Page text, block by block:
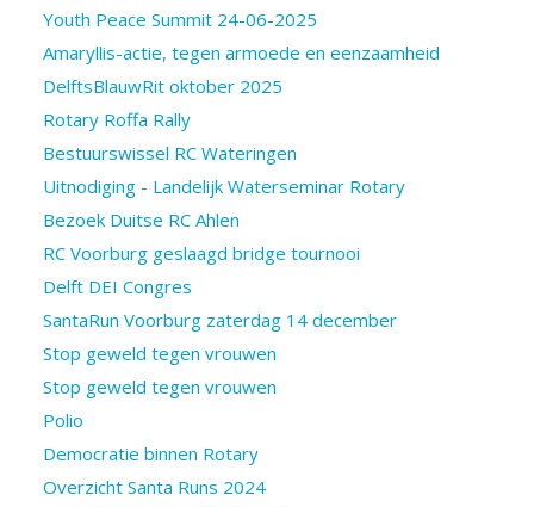
Youth Peace Summit 24-06-2025
Amaryllis-actie, tegen armoede en eenzaamheid
DelftsBlauwRit oktober 2025
Rotary Roffa Rally
Bestuurswissel RC Wateringen
Uitnodiging - Landelijk Waterseminar Rotary
Bezoek Duitse RC Ahlen
RC Voorburg geslaagd bridge tournooi
Delft DEI Congres
SantaRun Voorburg zaterdag 14 december
Stop geweld tegen vrouwen
Stop geweld tegen vrouwen
Polio
Democratie binnen Rotary
Overzicht Santa Runs 2024